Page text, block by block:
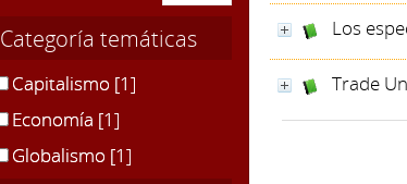
Los
Trade
Categoría temáticas
Capitalismo [1]
Economía [1]
Globalismo [1]